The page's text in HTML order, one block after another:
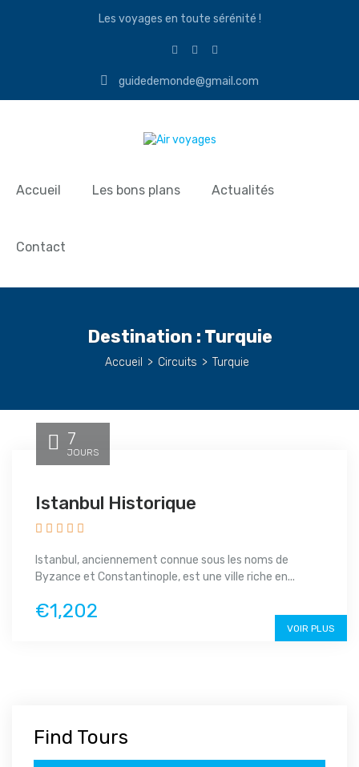
Les voyages en toute sérénité !
guidedemonde@gmail.com
Accueil Les bons plans Actualités
Contact
Destination : Turquie
Accueil > Circuits > Turquie
7
JOURS
Istanbul Historique
Istanbul, anciennement connue sous les noms de
Byzance et Constantinople, est une ville riche en...
€1,202
VOIR PLUS
Find Tours